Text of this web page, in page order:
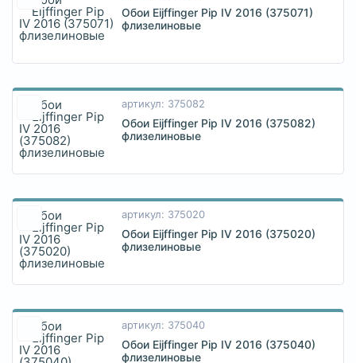
Обои Eijffinger Pip IV 2016 (375071)
флизелиновые
артикул: 375082
Обои Eijffinger Pip IV 2016 (375082)
флизелиновые
артикул: 375020
Обои Eijffinger Pip IV 2016 (375020)
флизелиновые
артикул: 375040
Обои Eijffinger Pip IV 2016 (375040)
флизелиновые